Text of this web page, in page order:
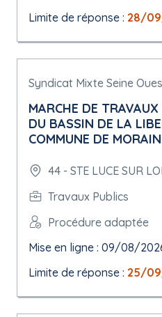
Limite de réponse : 28/
Syndicat Mixte Seine
MARCHE DE
DU BASSIN DE LA
COMMUNE DE
44 - STE LUCE SUR
Travaux Publics
Procédure adaptée
Mise en ligne : 09/08/
Limite de réponse : 25/